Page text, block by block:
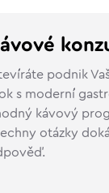
podnik
s moderní
kávový
otázky